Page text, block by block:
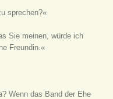
sprechen?«
Sie meinen, würde ich
Freundin.«
Wenn das Band der Ehe